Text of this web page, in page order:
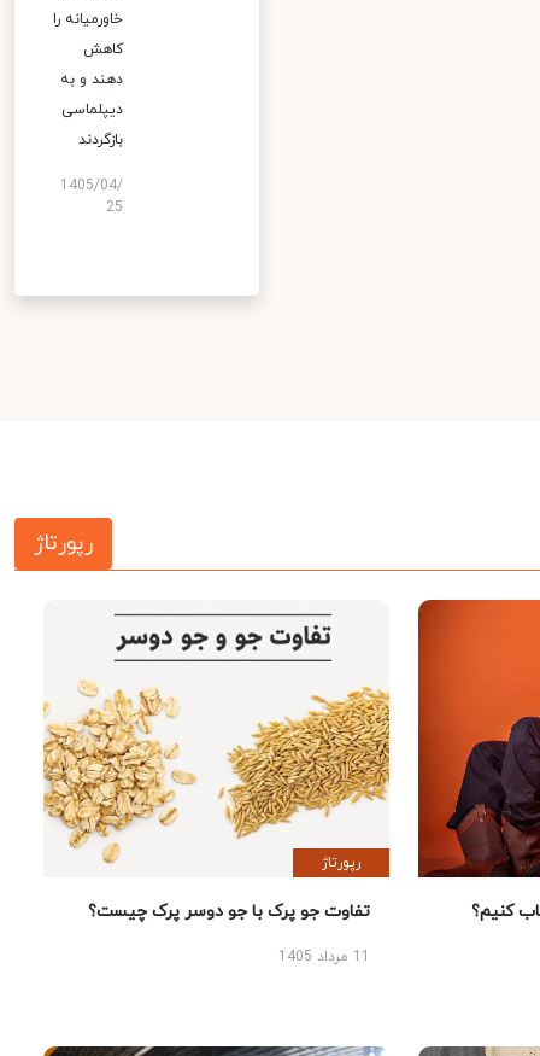
خاورمیانه را
کاهش
دهند و به
دیپلماسی
بازگردند
1405/04/
25
رپورتاژ
کنیم؟
رپورتاژ
تفاوت جو پرک با جو دوسر پرک چیست؟